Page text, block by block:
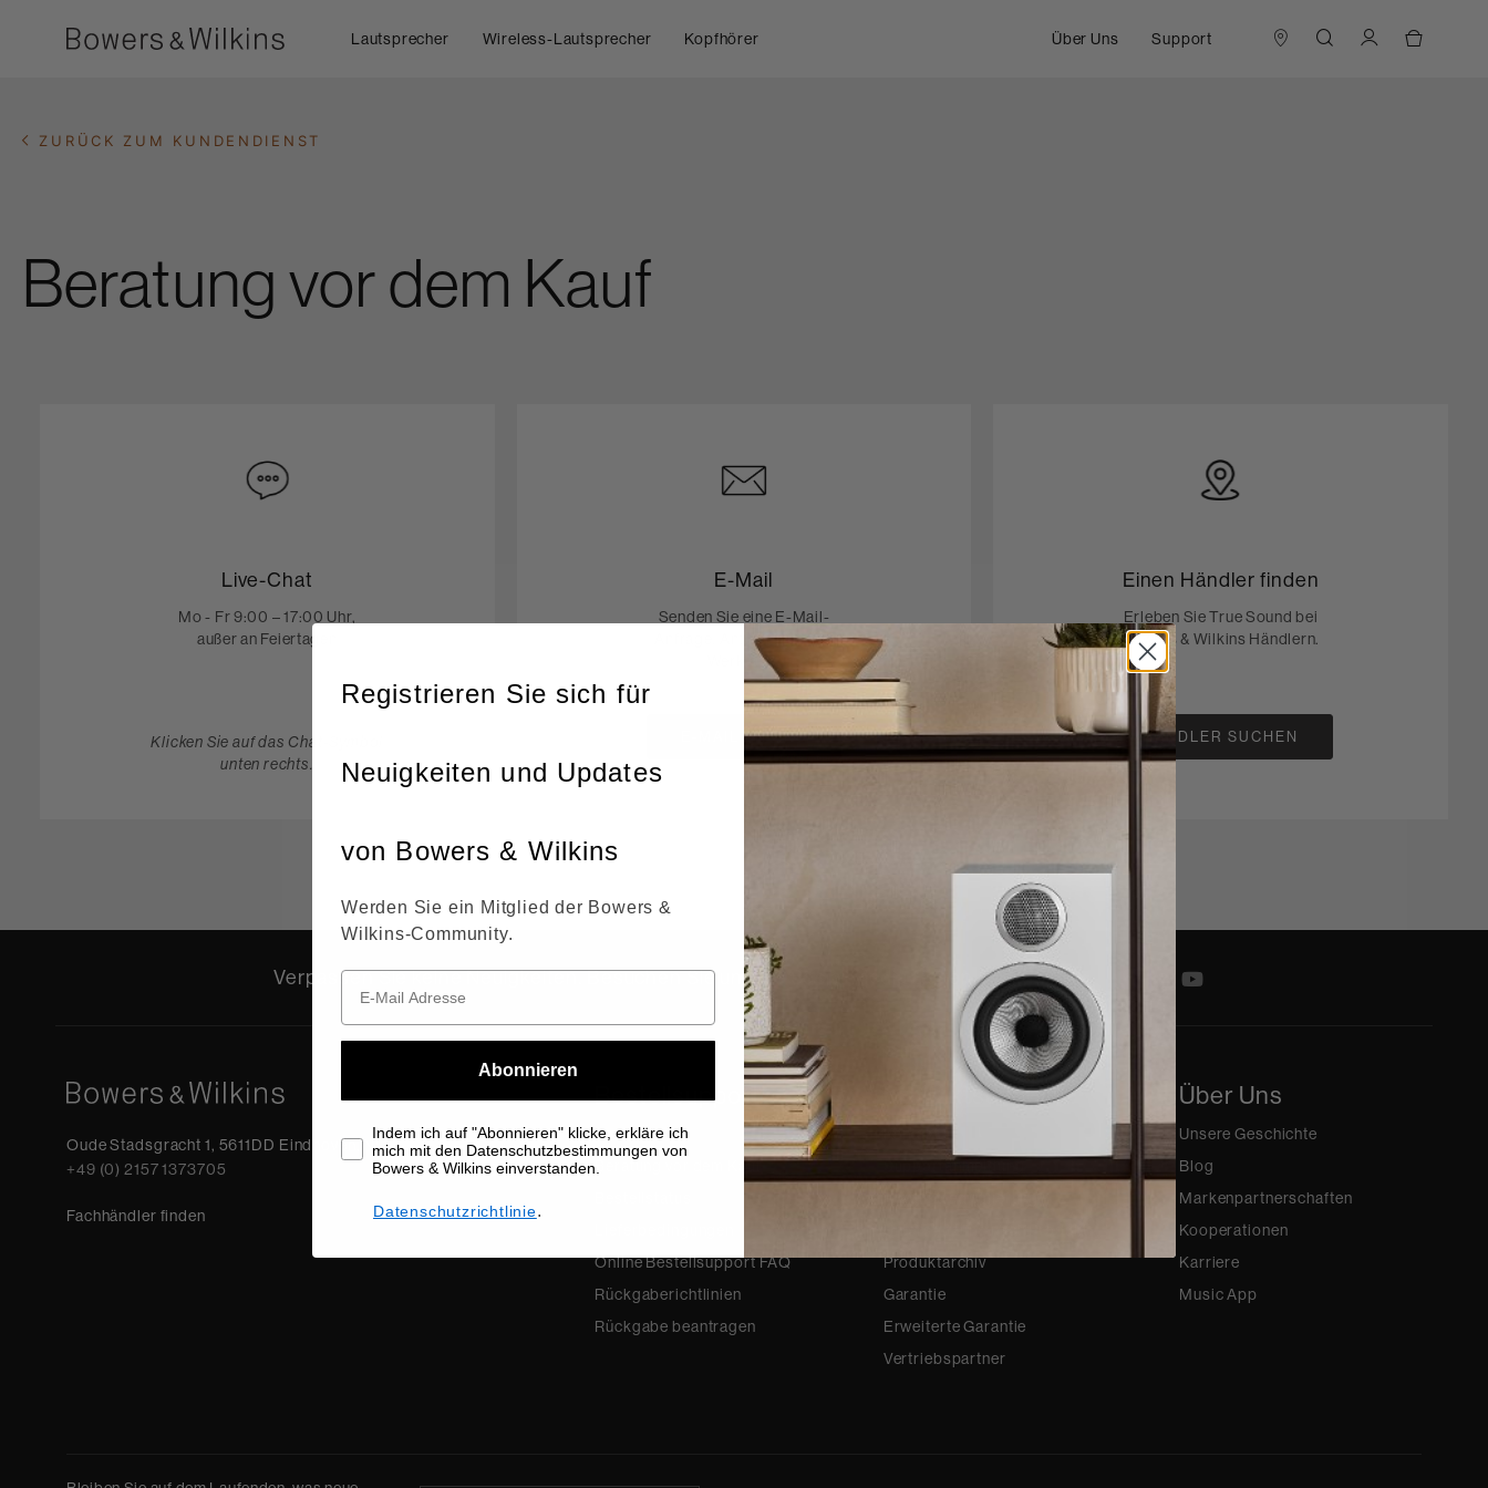
Lautsprecher Wireless-Lautsprecher Kopfhörer Über Uns Support
ZURÜCK ZUM KUNDENDIENST
Beratung vor dem Kauf
Live-Chat
Mo - Fr 9:00 – 17:00 Uhr,
außer an Feiertagen
Klicken Sie auf das Chat-Symbol
unten rechts.
E-Mail
Senden Sie eine E-Mail-
Anfrage. Antwortzeit: 1-2
Werktage.
E-MAIL AN UNS
Einen Händler finden
Erleben Sie True Sound bei
Bowers & Wilkins Händlern.
HÄNDLER SUCHEN
Verpassen Sie keine Neuigkeiten. Besuchen Sie unsere Social Media Seiten.
Oude Stadsgracht 1, 5611DD Eindhoven, NL
+49 (0) 2157 1373705
Fachhändler finden
Bestellsupport
Kontakt
Beratung vor dem Kauf
Online Bestellsupport FAQ
Rückgaberichtlinien
Rückgabe beantragen
Produktsupport
Supportanmeldung
Produktarchiv
Garantie
Erweiterte Garantie
Vertriebspartner
Über Uns
Unsere Geschichte
Blog
Markenpartnerschaften
Kooperationen
Karriere
Music App
Registrieren Sie sich für
Neuigkeiten und Updates
von Bowers & Wilkins
Werden Sie ein Mitglied der Bowers &
Wilkins-Community.
Abonnieren
Indem ich auf "Abonnieren" klicke, erkläre ich
mich mit den Datenschutzbestimmungen von
Bowers & Wilkins einverstanden.
Datenschutzrichtlinie.